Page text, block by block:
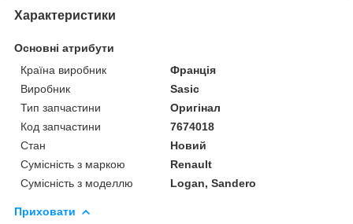
Характеристики
Основні атрибути
Країна виробник
Франція
Виробник
Sasic
Тип запчастини
Оригінал
Код запчастини
7674018
Стан
Новий
Сумісність з маркою
Renault
Сумісність з моделлю
Logan, Sandero
Приховати